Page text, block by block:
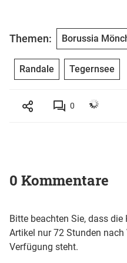
Themen: Borussia
Randale Tegernsee
0
0 Kommentare
Bitte beachten Sie, dass
Artikel nur 72 Stunden
Verfügung steht.